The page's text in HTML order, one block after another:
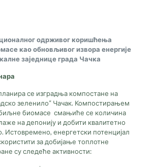
одрживог коришћења
као обновљивог извора енергије
заједнице града Чачка
се изградња компостане на
зеленило“ Чачак. Компостирањем
биомасе смањиће се количина
на депонију и добити квалитетно
Истовремено, енергетски потенцијал
за добијање топлотне
су следеће активности: